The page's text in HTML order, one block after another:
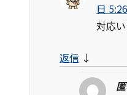
日
対応
返信 ↓